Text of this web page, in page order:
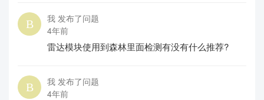
我 发布了问题
4年前
雷达模块使用到森林里面检测有没有什么推荐?
我 发布了问题
4年前